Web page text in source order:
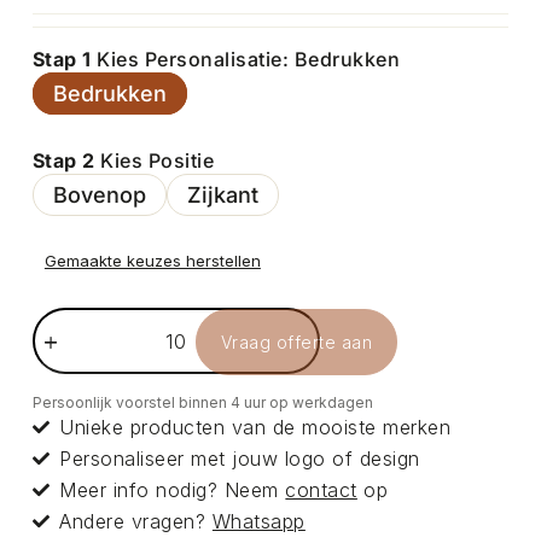
Stap 1 Kies Personalisatie: Bedrukken
Bedrukken
Stap 2 Kies Positie
Bovenop Zijkant
Gemaakte keuzes herstellen
Vraag offerte aan
Persoonlijk voorstel binnen 4 uur op werkdagen
Unieke producten van de mooiste merken
Personaliseer met jouw logo of design
Meer info nodig? Neemcontact op
Andere vragen? Whatsapp